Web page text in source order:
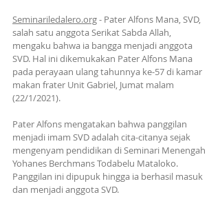
Seminariledalero.org - Pater Alfons Mana, SVD,
salah satu anggota Serikat Sabda Allah,
mengaku bahwa ia bangga menjadi anggota
SVD. Hal ini dikemukakan Pater Alfons Mana
pada perayaan ulang tahunnya ke-57 di kamar
makan frater Unit Gabriel, Jumat malam
(22/1/2021).
Pater Alfons mengatakan bahwa panggilan
menjadi imam SVD adalah cita-citanya sejak
mengenyam pendidikan di Seminari Menengah
Yohanes Berchmans Todabelu Mataloko.
Panggilan ini dipupuk hingga ia berhasil masuk
dan menjadi anggota SVD.